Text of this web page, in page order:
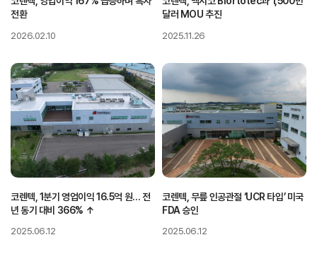
전환
2026.02.10
달러 MOU 추진
2025.11.26
코렌텍, 1분기 영업이익 16.5억 원… 전
년 동기 대비 366% ↑
2025.06.12
코렌텍, 무릎 인공관절 ‘UCR 타입’ 미국
FDA 승인
2025.06.12